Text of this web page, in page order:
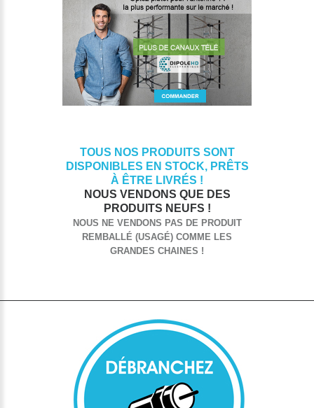
TOUS NOS PRODUITS SONT
DISPONIBLES EN STOCK, PRÊTS
À ÊTRE LIVRÉS !
NOUS VENDONS QUE DES
PRODUITS NEUFS !
NOUS NE VENDONS PAS DE PRODUIT
REMBALLÉ (USAGÉ) COMME LES
GRANDES CHAINES !